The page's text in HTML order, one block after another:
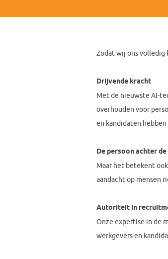
Zodat wij ons volledig
Drijvende kracht
Met de nieuwste AI-
overhouden voor
en kandidaten
De persoon achter de
Maar het betekent
aandacht op mensen
Autoriteit in
Onze expertise in de
werkgevers en